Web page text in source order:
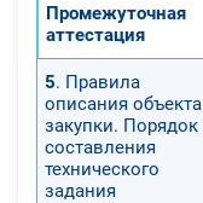
Промежуточная
аттестация
5. Правила
описания объекта
закупки. Порядок
составления
технического
задания